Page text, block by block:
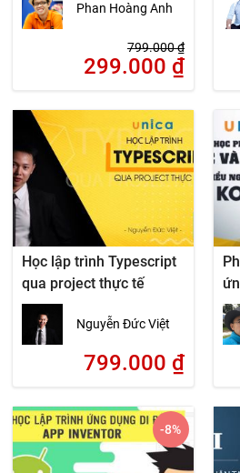
Phan Hoàng Anh
799.000₫
299.000 ₫
Học lập trình Typescript
qua project thực tế
Nguyễn Đức Việt
799.000 ₫
-8%